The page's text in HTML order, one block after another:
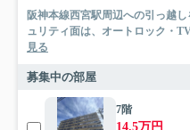
阪神本線西宮駅周辺への引っ越
ュリティ面は、オートロック・
見る
募集中の部屋
7階
14.5万円